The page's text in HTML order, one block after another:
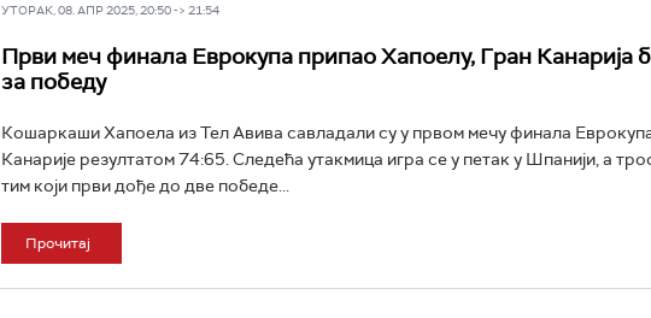
УТОРАК, 08. АПР 2025, 20:50 -> 21:54
Први меч финала Еврокупа припао Хапоелу, Гран Канарија
за победу
Кошаркаши Хапоела из Тел Авива савладали су у првом мечу финала
Канарије резултатом 74:65. Следећа утакмица игра се у петак у Шпанији, а
тим који први дође до две победе...
Прочитај